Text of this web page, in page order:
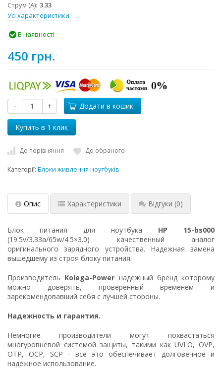
Струм (А) 3.33
Усі характеристики
В наявності
450 грн.
- + Додати в кошик
До порівняння До обраного
Категорії: Блоки живлення ноутбуків
Опис Характеристики Відгуки (0)
Блок питания для ноутбука HP 15-bs000
(19.5v/3.33a/65w/4.5×3.0) качественный аналог
оригинального зарядного устройства. Надежная замена
вышедшему из строя блоку питания.
Производитель Kolega-Power надежный бренд которому
можно доверять, проверенный временем и
зарекомендовавший себя с лучшей стороны.
Надежность и гарантия.
Немногие производители могут похвастаться
многуровневой системой защиты, такими как UVLO, OVP,
OTP, OCP, SCP - все это обеспечивает долговечное и
надежное использование.